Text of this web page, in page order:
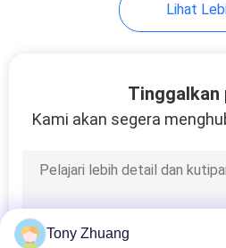
Stan
Pengerjaan
Lihat
Tinggalkan
Kami akan segera
Tony Zhuang